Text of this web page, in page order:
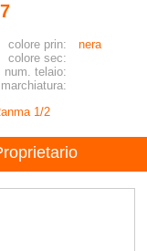
colore prin: nera
colore sec:
num. telaio:
marchiatura:
1/2